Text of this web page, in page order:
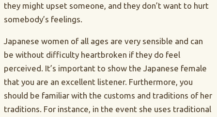
they might upset someone, and they don’t want to hurt
somebody’s feelings.
Japanese women of all ages are very sensible and can
be without difficulty heartbroken if they do feel
perceived. It’s important to show the Japanese female
that you are an excellent listener. Furthermore, you
should be familiar with the customs and traditions of her
traditions. For instance, in the event she uses traditional